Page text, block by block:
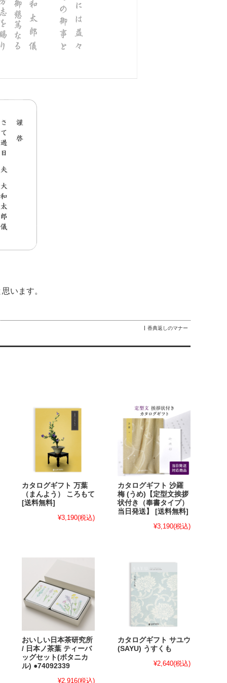
います。
香典返しのマナー
カタログギフト 万葉
（まんよう） ころもて
[送料無料]
¥3,190(税込)
カタログギフト 沙羅
梅 (うめ)【定型文挨拶
状付き（奉書タイプ）
当日発送】 [送料無料]
¥3,190(税込)
おいしい日本茶研究所
/ 日本ノ茶葉 ティーバ
ッグセット(ボタニカ
ル) ●74092339
¥2,916(税込)
カタログギフト サユウ
(SAYU) うすくも
¥2,640(税込)